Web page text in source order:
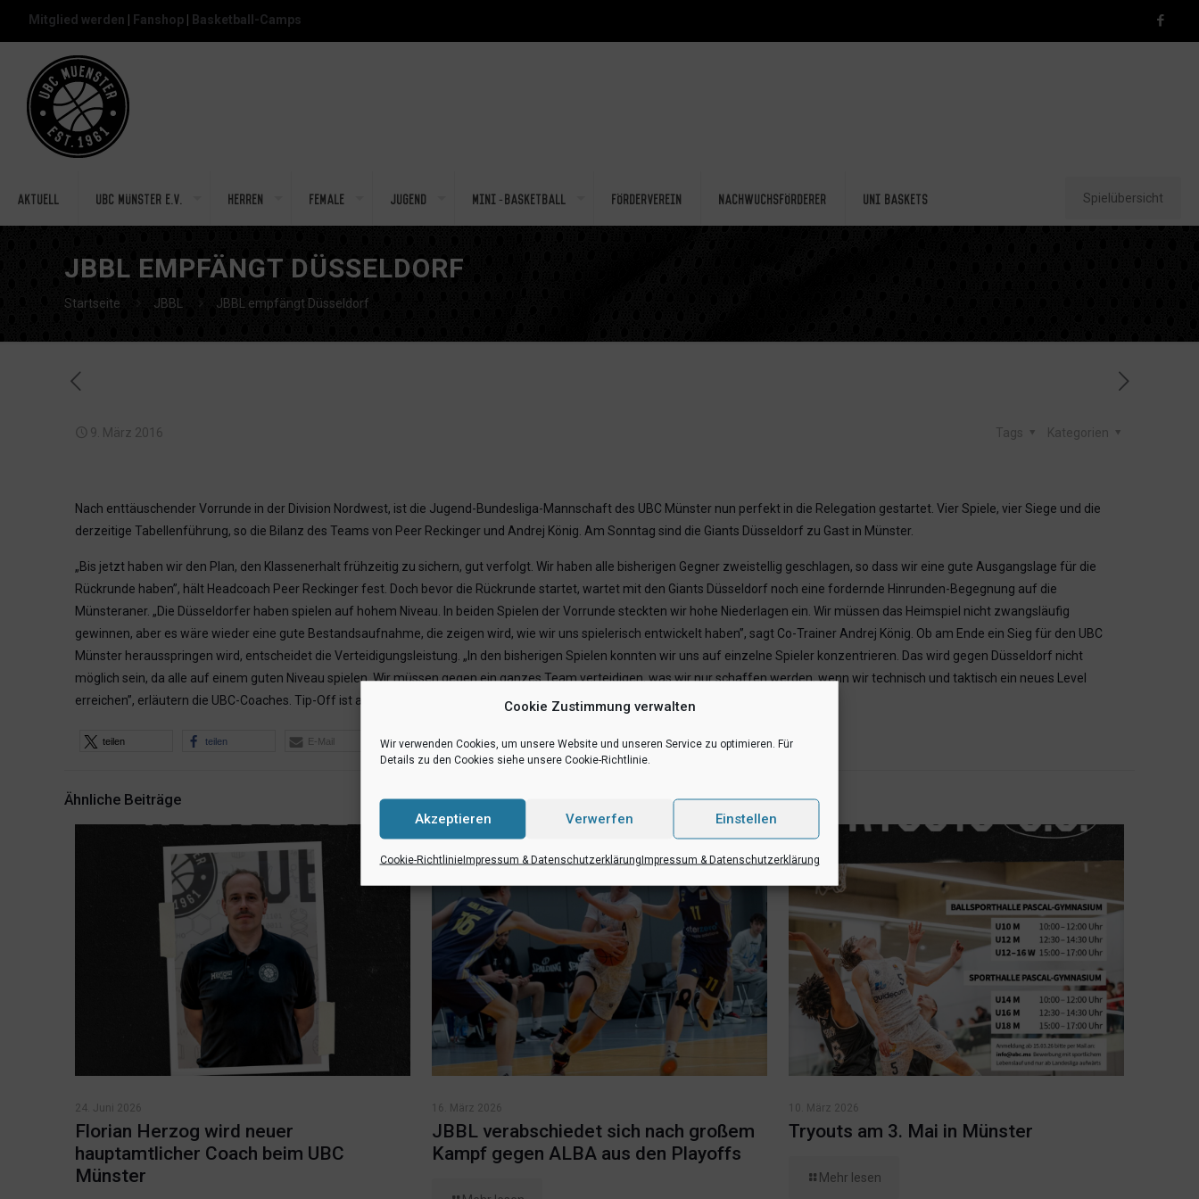
Cookie Zustimmung verwalten
Wir verwenden Cookies, um unsere Website und unseren Service zu optimieren. Für
Details zu den Cookies siehe unsere Cookie-Richtlinie.
Akzeptieren Verwerfen Einstellen
Cookie-RichtlinieImpressum & DatenschutzerklärungImpressum & Datenschutzerklärung
Mitglied werden Fanshop Basketball-Camps
Aktuell UBC Münster e.V. Herren Female Jugend Mini-Basketball Förderverein Nachwuchsförderer Uni Baskets Spielübersicht
JBBL EMPFÄNGT DÜSSELDORF
Startseite JBBL JBBL empfängt Düsseldorf
9. März 2016 Kategorien
Tags
Nach enttäuschender Vorrunde in der Division Nordwest, ist die Jugend-Bundesliga-Mannschaft des UBC Münster nun perfekt in die Relegation gestartet. Vier Spiele, vier Siege und die
derzeitige Tabellenführung, so die Bilanz des Teams von Peer Reckinger und Andrej König. Am Sonntag sind die Giants Düsseldorf zu Gast in Münster.
„Bis jetzt haben wir den Plan, den Klassenerhalt frühzeitig zu sichern, gut verfolgt. Wir haben alle bisherigen Gegner zweistellig geschlagen, so dass wir eine gute Ausgangslage für die
Rückrunde haben”, hält Headcoach Peer Reckinger fest. Doch bevor die Rückrunde startet, wartet mit den Giants Düsseldorf noch eine fordernde Hinrunden-Begegnung auf die
Münsteraner. „Die Düsseldorfer haben spielen auf hohem Niveau. In beiden Spielen der Vorrunde steckten wir hohe Niederlagen ein. Wir müssen das Heimspiel nicht zwangsläufig
gewinnen, aber es wäre wieder eine gute Bestandsaufnahme, die zeigen wird, wie wir uns spielerisch entwickelt haben”, sagt Co-Trainer Andrej König. Ob am Ende ein Sieg für den UBC
Münster herausspringen wird, entscheidet die Verteidigungsleistung. „In den bisherigen Spielen konnten wir uns auf einzelne Spieler konzentrieren. Das wird gegen Düsseldorf nicht
möglich sein, da alle auf einem guten Niveau spielen. Wir müssen gegen ein ganzes Team verteidigen, was wir nur schaffen werden, wenn wir technisch und taktisch ein neues Level
erreichen”, erläutern die UBC-Coaches. Tip-Off ist am Sonntag (13. März um 12 Uhr im Pascal-Gymnasium)
teilen teilen E-Mail RSS-feed teilen teilen
Ähnliche Beiträge
24. Juni 2026
Florian Herzog wird neuer
hauptamtlicher Coach beim UBC
Münster
16. März 2026
JBBL verabschiedet sich nach großem
Kampf gegen ALBA aus den Playoffs
10. März 2026
Tryouts am 3. Mai in Münster
Mehr lesen